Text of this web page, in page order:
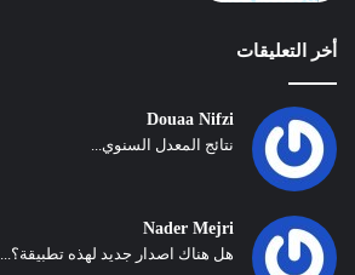
أخر التعليقات
Douaa Nifzi
نتائج المعدل السنوي...
Nader Mejri
هل هناك اصدار جديد لهذه تطبيقة؟...